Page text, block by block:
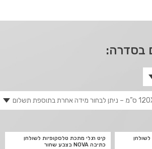
בסדרה:
קיט רגלי מתכת טלסקופיות לשולחן
כתיבה NOVA בצבע שחור